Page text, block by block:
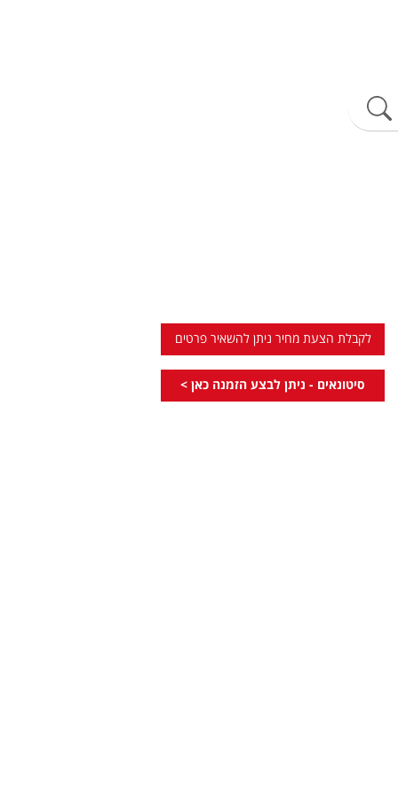
לקבלת הצעת מחיר ניתן להשאיר פרטים
סיטונאים - ניתן לבצע הזמנה כאן >